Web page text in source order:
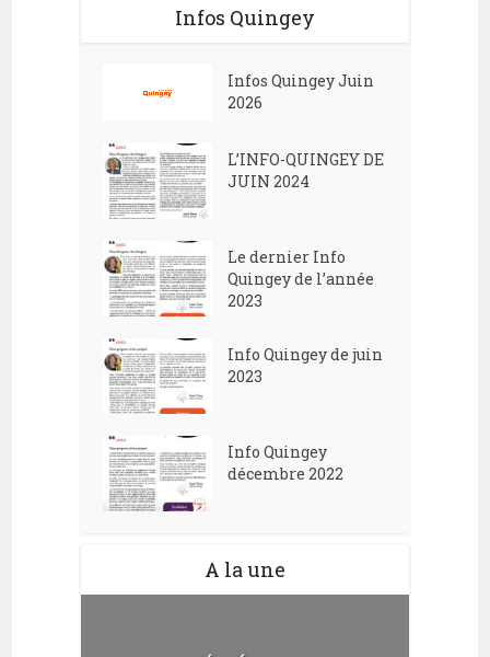
Infos Quingey
Infos Quingey Juin
2026
L’INFO-QUINGEY DE
JUIN 2024
Le dernier Info
Quingey de l’année
2023
Info Quingey de juin
2023
Info Quingey
décembre 2022
A la une